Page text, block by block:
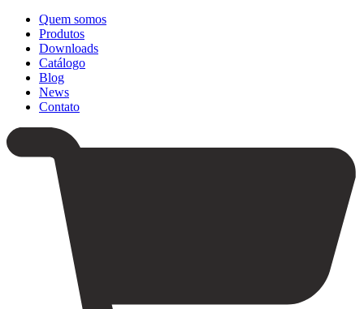
Quem somos
Produtos
Downloads
Catálogo
Blog
News
Contato